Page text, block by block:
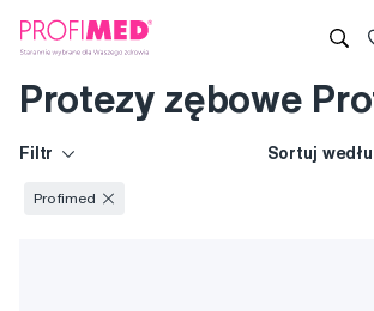
Protezy zębowe
Filtr Sortuj
Profimed